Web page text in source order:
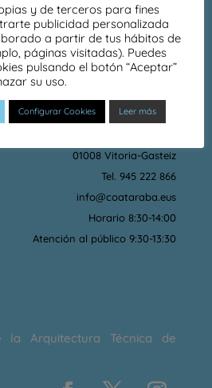
DÓNDE ESTAMOS
01008 Vitoria-Gasteiz
Tel. 945 222 866
info@coataraba.eus
Horario 8:30-14:00
Atención al público 9:30-13:30
la Arquitectura Técnica de
y de terceros para fines
publicidad personalizada
a partir de tus hábitos de
páginas visitadas). Puedes
pulsando el botón “Aceptar”
su uso.
Configurar Cookies Leer más